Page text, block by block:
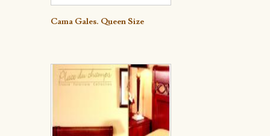
Detalle
Cama Gales. Queen Size